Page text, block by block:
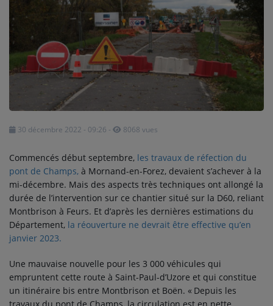
INFO CONCERT
SPORT
PUBLICITÉS
Se connecter
30 décembre 2022 - 09:26 - 8068 vues
Commencés début septembre, les travaux de réfection du
pont de Champs, à Mornand-en-Forez, devaient s’achever à la
mi-décembre. Mais des aspects très techniques ont allongé la
durée de l’intervention sur ce chantier situé sur la D60, reliant
Montbrison à Feurs. Et d’après les dernières estimations du
Département, la réouverture ne devrait être effective qu’en
janvier 2023.
Une mauvaise nouvelle pour les 3 000 véhicules qui
empruntent cette route à Saint-Paul-d’Uzore et qui constitue
un itinéraire bis entre Montbrison et Boën. « Depuis les